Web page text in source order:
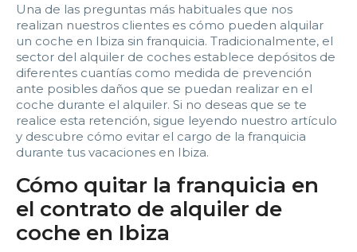
Una de las preguntas más habituales que nos
realizan nuestros clientes es cómo pueden alquilar
un coche en Ibiza sin franquicia. Tradicionalmente, el
sector del alquiler de coches establece depósitos de
diferentes cuantías como medida de prevención
ante posibles daños que se puedan realizar en el
coche durante el alquiler. Si no deseas que se te
realice esta retención, sigue leyendo nuestro artículo
y descubre cómo evitar el cargo de la franquicia
durante tus vacaciones en Ibiza.
Cómo quitar la franquicia en
el contrato de alquiler de
coche en Ibiza
Fecha y hora devolución:
0:00 0:30 1:00 1:30
2:00 2:30 3:00 3:30
4:00 4:30 5:00 5:30
6:00 6:30 7:00 7:30